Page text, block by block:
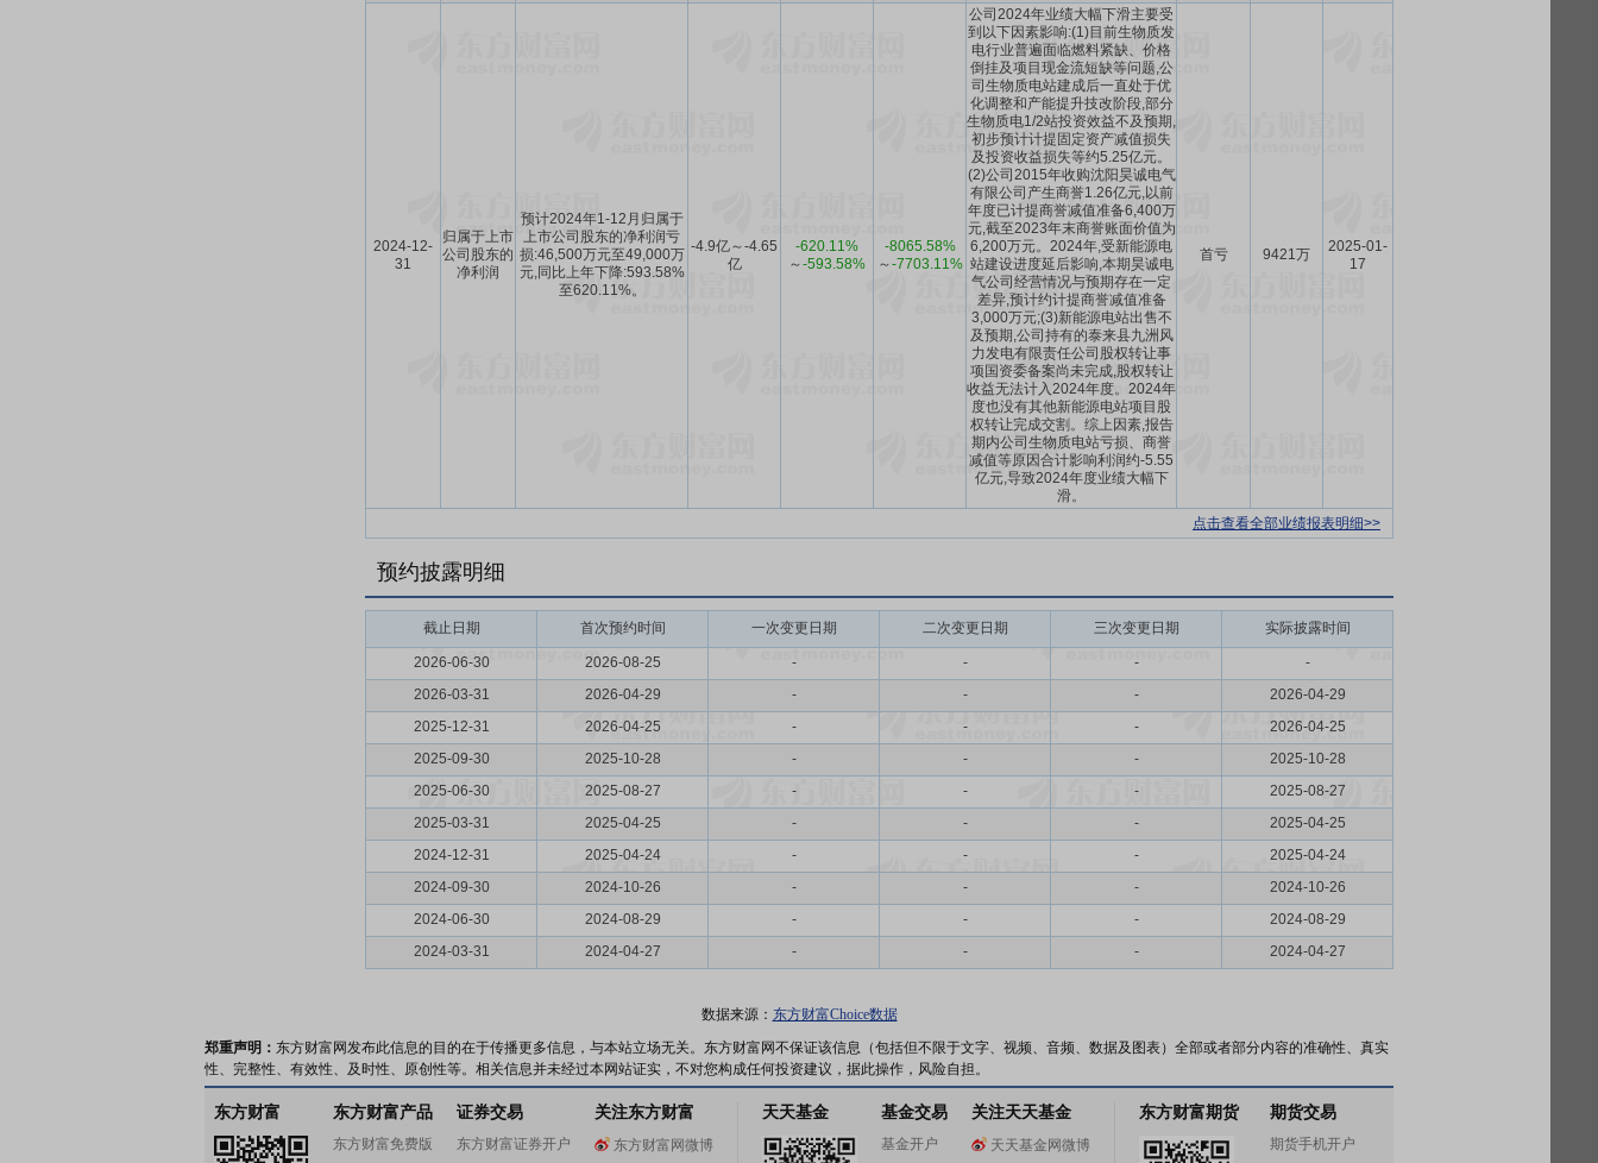
2024-12-
31
归属于上市
公司股东的
净利润
预计2024年1-12月归属于
上市公司股东的净利润亏
损:46,500万元至49,000万
元,同比上年下降:593.58%
至620.11%。
-4.9亿～-4.65
亿
-620.11%
～-593.58%
-8065.58%
～-7703.11%
公司2024年业绩大幅下滑主要受
到以下因素影响:(1)目前生物质发
电行业普遍面临燃料紧缺、价格
倒挂及项目现金流短缺等问题,公
司生物质电站建成后一直处于优
化调整和产能提升技改阶段,部分
生物质电1/2站投资效益不及预期,
初步预计计提固定资产减值损失
及投资收益损失等约5.25亿元。
(2)公司2015年收购沈阳昊诚电气
有限公司产生商誉1.26亿元,以前
年度已计提商誉减值准备6,400万
元,截至2023年末商誉账面价值为
6,200万元。2024年,受新能源电
站建设进度延后影响,本期昊诚电
气公司经营情况与预期存在一定
差异,预计约计提商誉减值准备
3,000万元;(3)新能源电站出售不
及预期,公司持有的泰来县九洲风
力发电有限责任公司股权转让事
项国资委备案尚未完成,股权转让
收益无法计入2024年度。2024年
度也没有其他新能源电站项目股
权转让完成交割。综上因素,报告
期内公司生物质电站亏损、商誉
减值等原因合计影响利润约-5.55
亿元,导致2024年度业绩大幅下
滑。
首亏 9421万
2025-01-
17
点击查看全部业绩报表明细>>
预约披露明细
截止日期 首次预约时间 一次变更日期 二次变更日期 三次变更日期 实际披露时间
2026-06-30 2026-08-25 - - -
-
2026-03-31
2026-04-29 - - -
2026-04-29
2025-12-31
2026-04-25 - - -
2026-04-25
2025-09-30
2025-10-28 - - -
2025-10-28
2025-06-30
2025-08-27 - - -
2025-08-27
2025-03-31
2025-04-25 - - -
2025-04-25
2024-12-31
2025-04-24 - - -
2025-04-24
2024-09-30
2024-10-26 - - -
2024-10-26
2024-06-30
2024-08-29 - - -
2024-08-29
2024-03-31
2024-04-27 - - - 2024-04-27
数据来源： 东方财富Choice数据
郑重声明： 东方财富网发布此信息的目的在于传播更多信息，与本站立场无关。东方财富网不保证该信息（包括但不限于文字、视频、音频、数据及图表）全部或者部分内容的准确性、真实
性、完整性、有效性、及时性、原创性等。相关信息并未经过本网站证实，不对您构成任何投资建议，据此操作，风险自担。
东方财富 东方财富产品
东方财富免费版
证券交易
东方财富证券开户
关注东方财富
东方财富网微博
天天基金 基金交易
基金开户
关注天天基金
天天基金网微博
东方财富期货 期货交易
期货手机开户